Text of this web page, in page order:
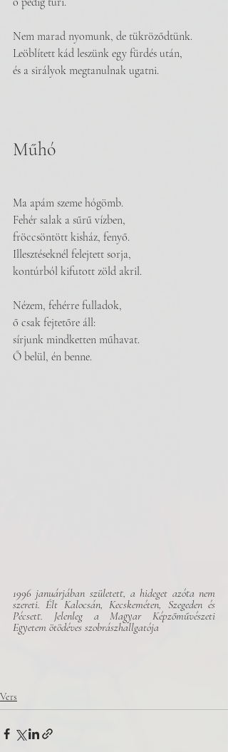
Nem marad nyomunk, de tükröződtünk.
Leöblített kád leszünk egy fürdés után,
és a sirályok megtanulnak ugatni.
Műhó
Ma apám szeme hógömb.
Fehér salak a sűrű vízben,
fröccsöntött kisház, fenyő.
Illesztéseknél felejtett sorja,
kontúrból kifutott zöld akril.
Nézem, fehérre fulladok,
ő csak fejtetőre áll:
sírjunk mindketten műhavat.
Ő belül, én benne.
1996 januárjában született, a hideget azóta nem
szereti. Élt Kalocsán, Kecskeméten, Szegeden és
Pécsett. Jelenleg a Magyar Képzőművészeti
Egyetem ötödéves szobrászhallgatója
Vers